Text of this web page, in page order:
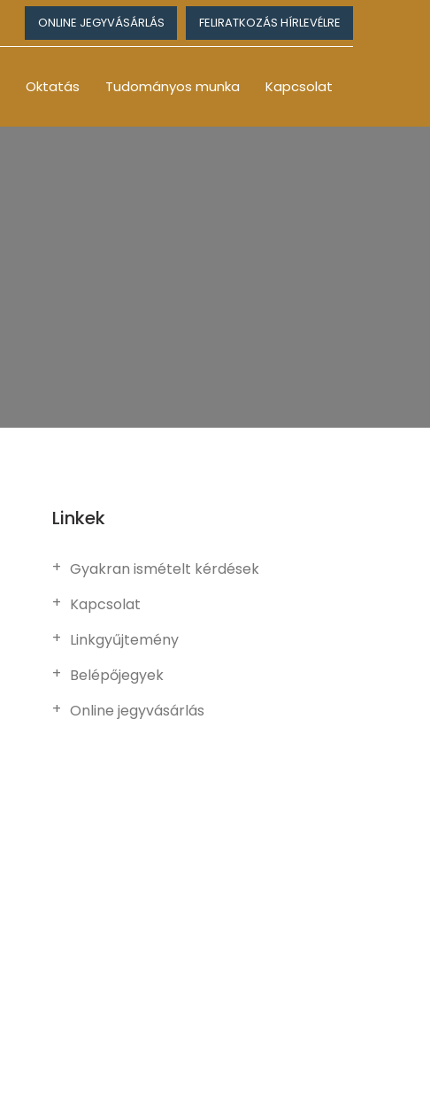
ONLINE JEGYVÁSÁRLÁS FELIRATKOZÁS HÍRLEVÉLRE
Oktatás Tudományos munka Kapcsolat
Linkek
Gyakran ismételt kérdések
Kapcsolat
Linkgyűjtemény
Belépőjegyek
Online jegyvásárlás